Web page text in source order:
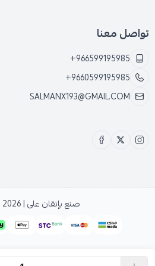
تواصل معنا
+966599195985
+9660599195985
SALMANX193@GMAIL.COM
صنع بإتقان على | 2026